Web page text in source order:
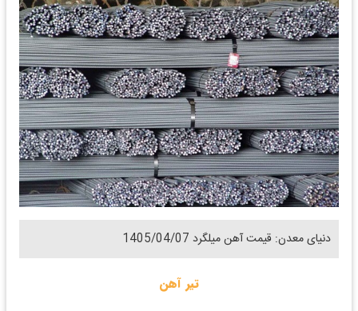
دنیای معدن: قیمت آهن میلگرد 1405/04/07
تیر آهن